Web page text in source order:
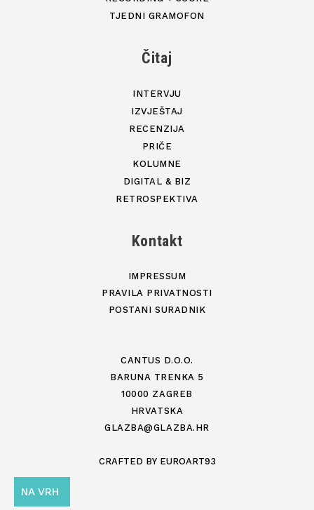
TJEDNI GRAMOFON
Čitaj
INTERVJU
IZVJEŠTAJ
RECENZIJA
PRIČE
KOLUMNE
DIGITAL & BIZ
RETROSPEKTIVA
Kontakt
IMPRESSUM
PRAVILA PRIVATNOSTI
POSTANI SURADNIK
CANTUS D.O.O.
BARUNA TRENKA 5
10000 ZAGREB
HRVATSKA
GLAZBA@GLAZBA.HR
CRAFTED BY EUROART93
NA VRH